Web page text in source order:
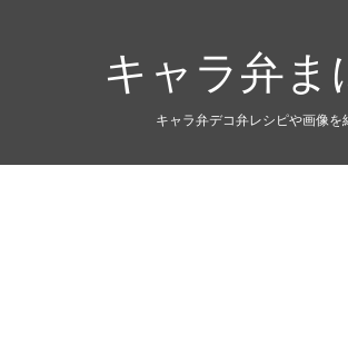
キャラ弁ま
キャラ弁デコ弁レシピや画像を